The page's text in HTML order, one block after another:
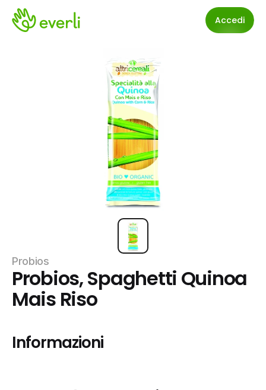
Accedi
Probios
Probios, Spaghetti Quinoa
Mais Riso
Informazioni